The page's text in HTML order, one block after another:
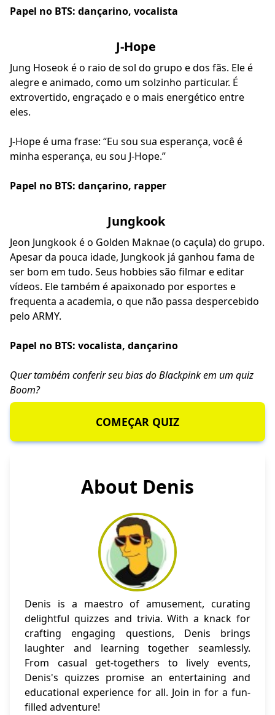
Papel no BTS: dançarino, vocalista
J-Hope
Jung Hoseok é o raio de sol do grupo e dos fãs. Ele é
alegre e animado, como um solzinho particular. É
extrovertido, engraçado e o mais energético entre
eles.
J-Hope é uma frase: “Eu sou sua esperança, você é
minha esperança, eu sou J-Hope.”
Papel no BTS: dançarino, rapper
Jungkook
Jeon Jungkook é o Golden Maknae (o caçula) do grupo.
Apesar da pouca idade, Jungkook já ganhou fama de
ser bom em tudo. Seus hobbies são filmar e editar
vídeos. Ele também é apaixonado por esportes e
frequenta a academia, o que não passa despercebido
pelo ARMY.
Papel no BTS: vocalista, dançarino
Quer também conferir seubias do Blackpinkem um quiz
Boom?
COMEÇAR QUIZ
About Denis
Denis is a maestro of amusement, curating
delightful quizzes and trivia. With a knack for
crafting engaging questions, Denis brings
laughter and learning together seamlessly.
From casual get-togethers to lively events,
Denis's quizzes promise an entertaining and
educational experience for all. Join in for a fun-
filled adventure!